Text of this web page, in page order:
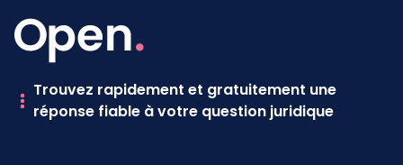
Trouvez rapidement et gratuitement une
réponse fiable à votre question juridique